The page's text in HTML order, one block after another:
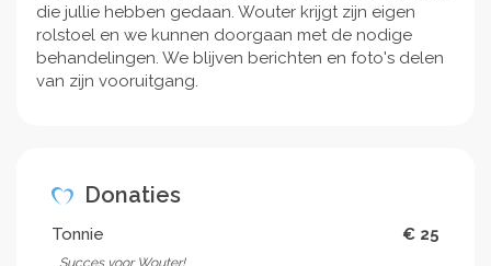
die jullie hebben gedaan. Wouter krijgt zijn eigen
rolstoel en we kunnen doorgaan met de nodige
behandelingen. We blijven berichten en foto's delen
van zijn vooruitgang.
Donaties
Tonnie € 25
Succes voor Wouter!